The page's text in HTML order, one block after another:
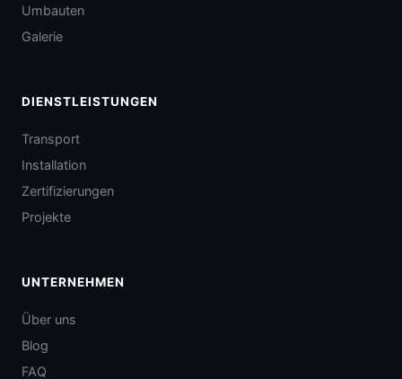
Umbauten
Galerie
DIENSTLEISTUNGEN
Transport
Installation
Zertifizierungen
Projekte
UNTERNEHMEN
Über uns
Blog
FAQ